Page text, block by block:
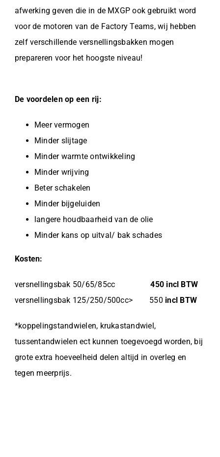
afwerking geven die in de MXGP ook gebruikt word
voor de motoren van de Factory Teams, wij hebben
zelf verschillende versnellingsbakken mogen
prepareren voor het hoogste niveau!
De voordelen op een rij:
Meer vermogen
Minder slijtage
Minder warmte ontwikkeling
Minder wrijving
Beter schakelen
Minder bijgeluiden
langere houdbaarheid van de olie
Minder kans op uitval/ bak schades
Kosten:
versnellingsbak 50/65/85cc
450 incl BTW
versnellingsbak 125/250/500cc> 550 incl BTW
*koppelingstandwielen, krukastandwiel,
tussentandwielen ect kunnen toegevoegd worden, bij
grote extra hoeveelheid delen altijd in overleg en
tegen meerprijs.